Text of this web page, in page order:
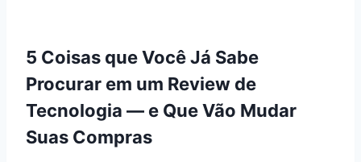
5 Coisas que Você Já Sabe
Procurar em um Review de
Tecnologia — e Que Vão Mudar
Suas Compras